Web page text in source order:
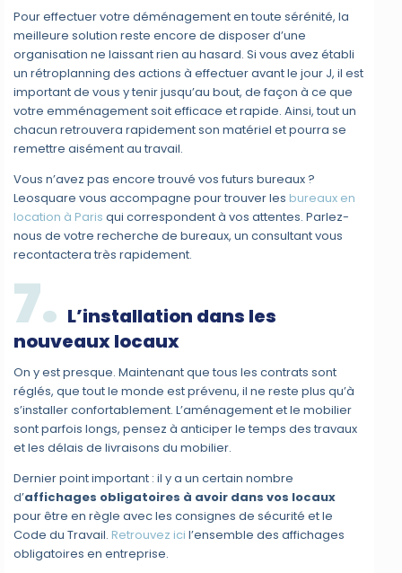
Pour effectuer votre déménagement en toute sérénité, la
meilleure solution reste encore de disposer d’une
organisation ne laissant rien au hasard. Si vous avez établi
un rétroplanning des actions à effectuer avant le jour J, il est
important de vous y tenir jusqu’au bout, de façon à ce que
votre emménagement soit efficace et rapide. Ainsi, tout un
chacun retrouvera rapidement son matériel et pourra se
remettre aisément au travail.
Vous n’avez pas encore trouvé vos futurs bureaux ?
Leosquare vous accompagne pour trouver les bureaux en
location à Paris qui correspondent à vos attentes. Parlez-
nous de votre recherche de bureaux, un consultant vous
recontactera très rapidement.
7. L’installation dans les
nouveaux locaux
On y est presque. Maintenant que tous les contrats sont
réglés, que tout le monde est prévenu, il ne reste plus qu’à
s’installer confortablement. L’aménagement et le mobilier
sont parfois longs, pensez à anticiper le temps des travaux
et les délais de livraisons du mobilier.
Dernier point important : il y a un certain nombre
d’affichages obligatoires à avoir dans vos locaux
pour être en règle avec les consignes de sécurité et le
Code du Travail. Retrouvez ici l’ensemble des affichages
obligatoires en entreprise.